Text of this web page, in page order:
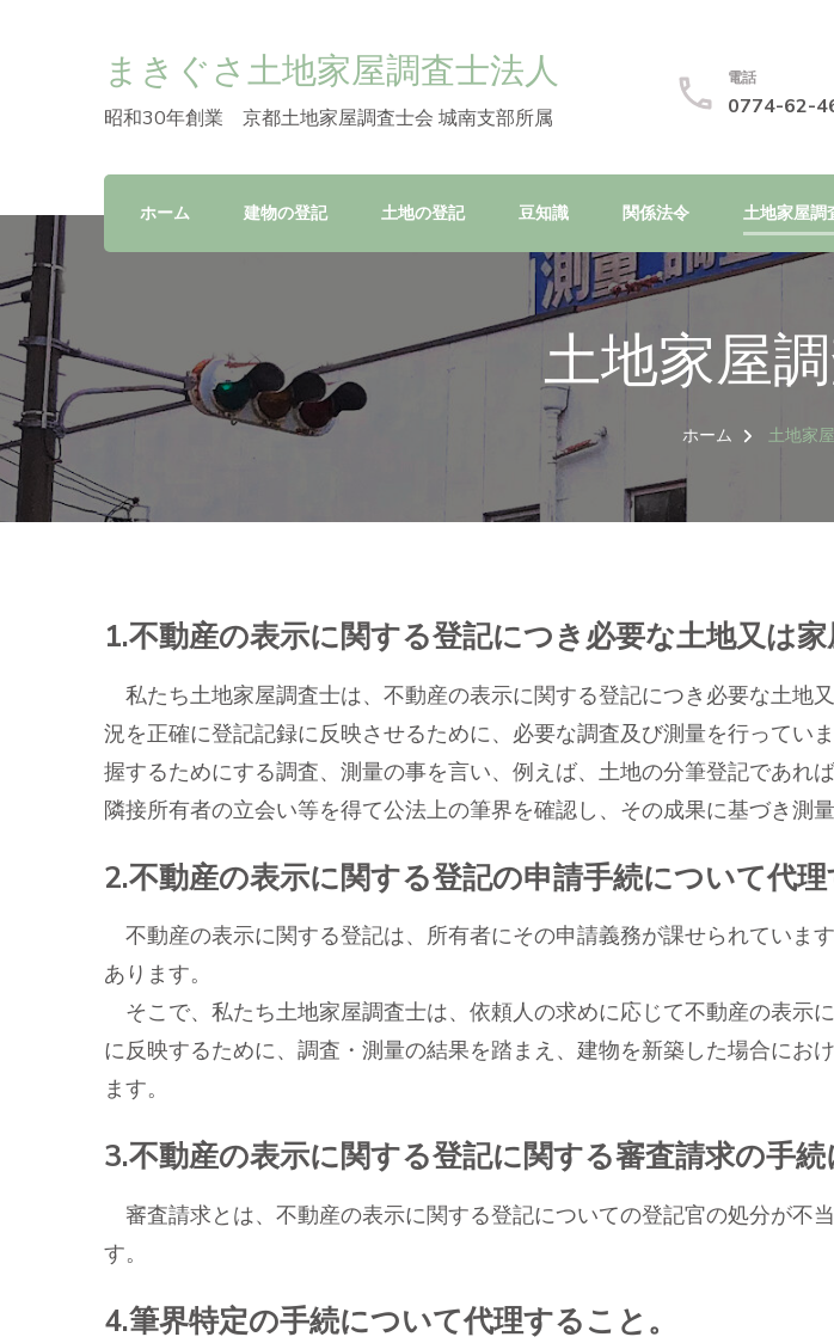
まきぐさ土地家屋調査士法人
昭和30年創業 京都土地家屋調査士会 城南支部所属
電話
0774-62-
ホーム 建物の登記 土地の登記 豆知識 関係法令 土地家屋調
土地家屋
ホーム 土地家
1.不動産の表示に関する登記につき必要な土地又は
私たち土地家屋調査士は、不動産の表示に関する登記につき必要な土地
況を正確に登記記録に反映させるために、必要な調査及び測量を行って
握するためにする調査、測量の事を言い、例えば、土地の分筆登記であ
隣接所有者の立会い等を得て公法上の筆界を確認し、その成果に基づき測
2.不動産の表示に関する登記の申請手続について代理
不動産の表示に関する登記は、所有者にその申請義務が課せられていま
あります。
そこで、私たち土地家屋調査士は、依頼人の求めに応じて不動産の表示
に反映するために、調査・測量の結果を踏まえ、建物を新築した場合に
ます。
3.不動産の表示に関する登記に関する審査請求の手
審査請求とは、不動産の表示に関する登記についての登記官の処分が不
す。
4.筆界特定の手続について代理すること。